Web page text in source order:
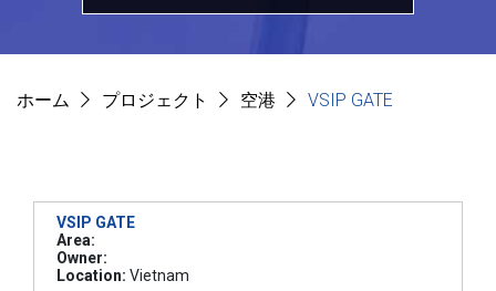
ホーム プロジェクト 空港 VSIP GATE
VSIP GATE
Area:
Owner:
Location: Vietnam